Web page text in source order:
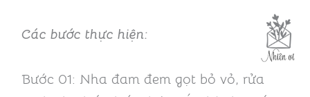
Các bước thực hiện:
Bước 01: Nha đam đem gọt bỏ vỏ, rửa